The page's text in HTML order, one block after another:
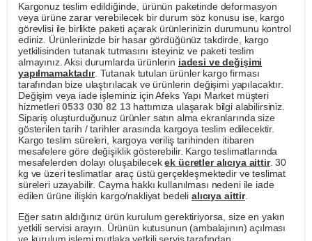
Kargonuz teslim edildiğinde, ürünün paketinde deformasyon
veya ürüne zarar verebilecek bir durum söz konusu ise, kargo
görevlisi ile birlikte paketi açarak ürünlerinizin durumunu kontrol
ediniz. Ürünlerinizde bir hasar gördüğünüz takdirde, kargo
yetkilisinden tutanak tutmasını isteyiniz ve paketi teslim
almayınız. Aksi durumlarda ürünlerin iadesi ve değişimi
yapılmamaktadır. Tutanak tutulan ürünler kargo firması
tarafından bize ulaştırılacak ve ürünlerin değişimi yapılacaktır.
Değişim veya iade işleminiz için Afeks Yapı Market müşteri
hizmetleri0533 030 82 13hattımıza ulaşarak bilgi alabilirsiniz.
Sipariş oluşturduğunuz ürünler satın alma ekranlarında size
gösterilen tarih / tarihler arasında kargoya teslim edilecektir.
Kargo teslim süreleri, kargoya veriliş tarihinden itibaren
mesafelere göre değişiklik gösterebilir. Kargo teslimatlarında
mesafelerden dolayı oluşabilecekek ücretler alıcıya aittir. 30
kg ve üzeri teslimatlar araç üstü gerçekleşmektedir ve teslimat
süreleri uzayabilir. Cayma hakkı kullanılması nedeni ile iade
edilen ürüne ilişkin kargo/nakliyat bedeli alıcıya aittir.
Eğer satın aldığınız ürün kurulum gerektiriyorsa, size en yakın
yetkili servisi arayın. Ürünün kutusunun (ambalajının) açılması